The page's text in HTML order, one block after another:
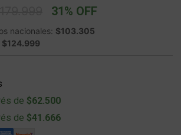
reduced from
31% OFF
nacionales: $103.305
$124.999
de $62.500
de $41.666